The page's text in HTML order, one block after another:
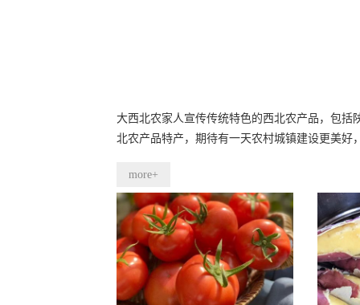
大西北农家人宣传传统特色的西北农产品，包
北农产品特产，期待有一天农村城镇建设更美好
more+